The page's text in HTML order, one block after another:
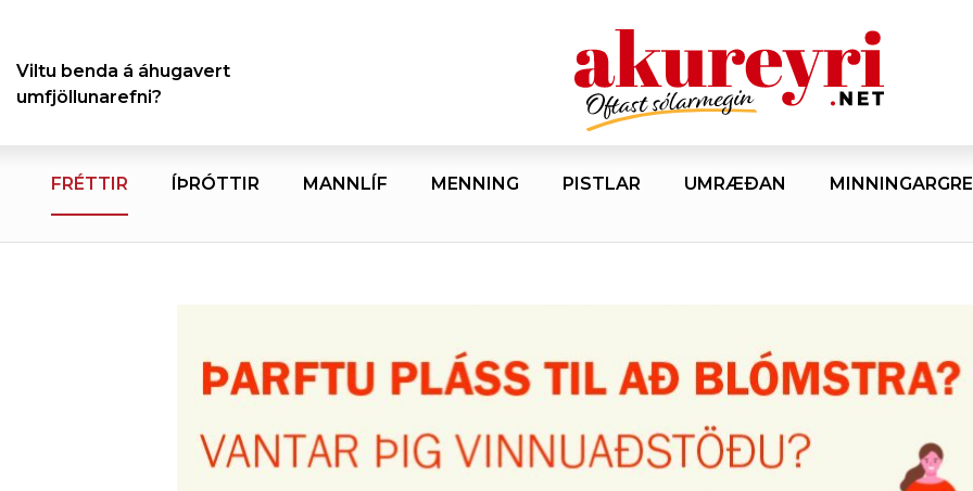
Viltu benda á áhugavert
umfjöllunarefni?
FRÉTTIR ÍÞRÓTTIR MANNLÍF MENNING PISTLAR UMRÆÐAN